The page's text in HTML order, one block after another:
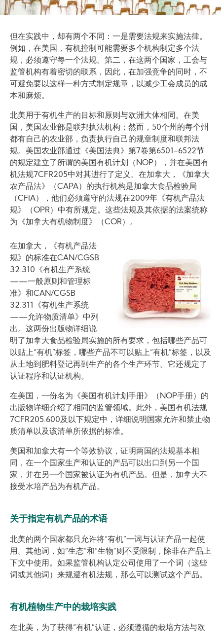
但在实践中，却有两个不同：一是需要法规来实施法律。
例如，在美国，有机控制可能需要多个机构制定多个法
规，必须遵守每一个法规。第二，在这两个国家，工会与
监管机构有着密切的联系，因此，在加强竞争的同时，不
可避免要以这样一种方式制定规章，以减少工会成员的成
本和麻烦。
北美用于有机生产的目标和原则与欧洲大体相同。在美
国，美国农业部是联邦执法机构；然而，50个州的每个州
都有自己的农业部，负责执行自己的规章制度和联邦法
规。美国农业部通过《美国法典》第7卷第6501-6522节
的规定建立了所谓的美国有机计划（NOP），并在美国有
机法规7CFR205中对其进行了定义。在加拿大，《加拿大
农产品法》（CAPA）的执行机构是加拿大食品检验局
（CFIA），他们必须遵守的法规在2009年《有机产品法
规》（OPR）中有所规定。这些法规及其依据的法案统称
为《加拿大有机物制度》（COR）。
Image
在加拿大，《有机产品法
规》的标准在CAN/CGSB
32.310《有机生产系统
——一般原则和管理标
准》和CAN/CGSB
32.311《有机生产系统
——允许物质清单》中列
出。这两份出版物详细说
明了加拿大食品检验局实施的所有要求，包括哪些产品可
以贴上“有机”标签，哪些产品不可以贴上“有机”标签，以及
从土地到肥料登记再到生产的各个生产环节。它还规定了
认证程序和认证机构。
在美国，一份名为《美国有机计划手册》（NOP手册）的
出版物详细介绍了相同的监管领域。此外，美国有机法规
7CFR205.600及以下规定中，详细说明国家允许和禁止物
质清单以及该清单所依据的标准。
美国和加拿大有一个等效协议，证明两国的法规基本相
同，在一个国家生产和认证的产品可以出口到另一个国
家，并在另一个国家被认证为有机产品。但是，加拿大不
接受水培产品为有机产品。
关于指定有机产品的术语
北美的两个国家都只允许将“有机”一词与认证产品一起使
用。其他词，如“生态”和“生物”则不受限制，除非在产品上
下文中使用。如果监管机构认定公司使用了一个词（这些
词或其他词）来规避有机法规，那么可以测试这个产品。
有机植物生产中的栽培实践
在北美，为了获得“有机”认证，必须遵循的栽培方法与欧